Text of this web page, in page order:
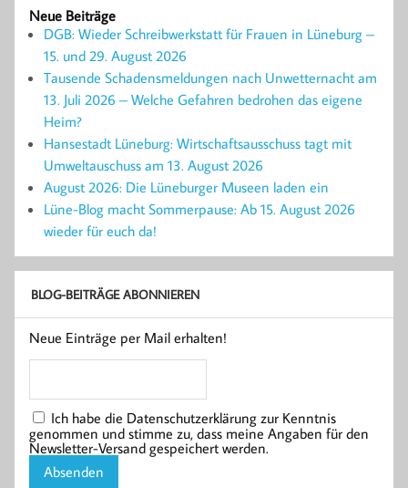
Neue Beiträge
DGB: Wieder Schreibwerkstatt für Frauen in Lüneburg –
15. und 29. August 2026
Tausende Schadensmeldungen nach Unwetternacht am
13. Juli 2026 – Welche Gefahren bedrohen das eigene
Heim?
Hansestadt Lüneburg: Wirtschaftsausschuss tagt mit
Umweltauschuss am 13. August 2026
August 2026: Die Lüneburger Museen laden ein
Lüne-Blog macht Sommerpause: Ab 15. August 2026
wieder für euch da!
BLOG-BEITRÄGE ABONNIEREN
Neue Einträge per Mail erhalten!
Ich habe die Datenschutzerklärung zur Kenntnis
genommen und stimme zu, dass meine Angaben für den
Newsletter-Versand gespeichert werden.